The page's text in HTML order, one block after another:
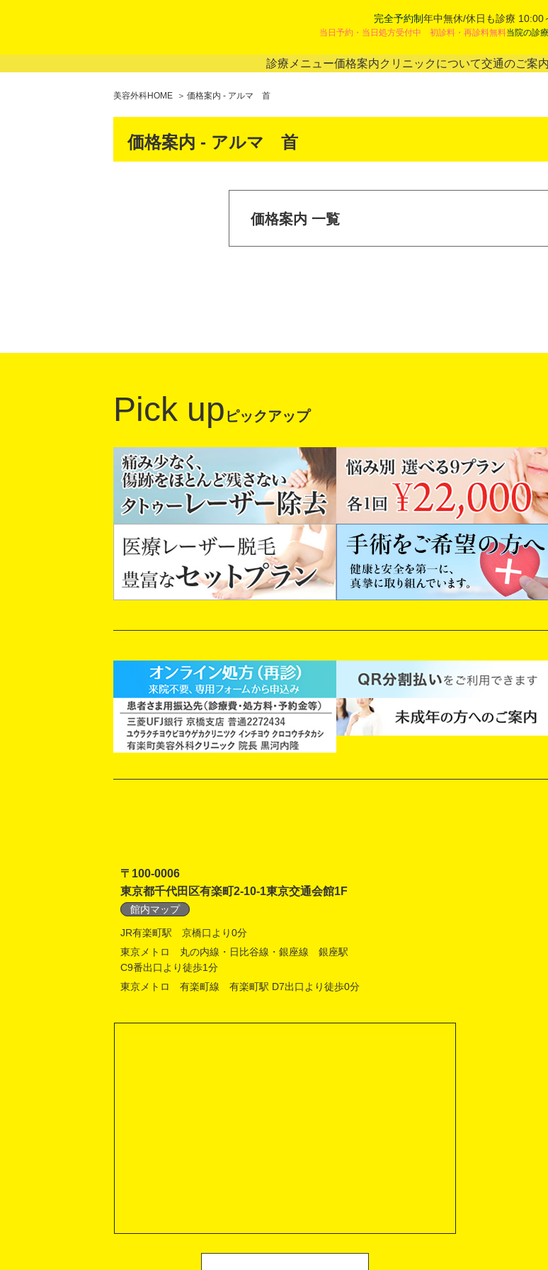
完全予約制年中無休/休日も診療 10:00
当日予約・当日処方受付中 初診料・再診料無料当院の診
診療メニュー価格案内クリニックについて交通のご案内
美容外科HOME 価格案内 - アルマ 首
価格案内 - アルマ 首
価格案内 一覧
Pick up ピックアップ
〒100-0006
東京都千代田区有楽町2-10-1東京交通会館1F
館内マップ
JR有楽町駅 京橋口より0分
東京メトロ 丸の内線・日比谷線・銀座線 銀座駅
C9番出口より徒歩1分
東京メトロ 有楽町線 有楽町駅 D7出口より徒歩0分